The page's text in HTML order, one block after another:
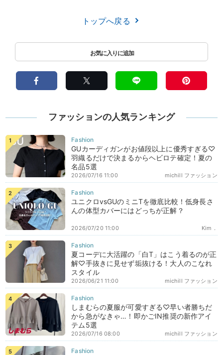
トップへ戻る
ファッションの人気ランキング
GUカーディガンがお値段以上に優秀すぎる♡
羽織るだけで決まるからヘビロテ確定！夏の
名品5選
michill ファッション
2026/07/16 11:00
ユニクロvsGUのミニTを徹底比較！低身長さ
んの体型カバーにはどっちが正解？
Kim．
2026/07/20 11:00
夏コーデに大活躍の「白T」はこう着るのが正
解♡手抜きに見せず垢抜ける！大人のこなれ
スタイル
michill ファッション
2026/06/21 11:00
しまむらの夏服が可愛すぎる♡早い者勝ちだ
から急がなきゃ…！即かごIN推奨の新作アイ
テム5選
michill ファッション
2026/07/16 08:00